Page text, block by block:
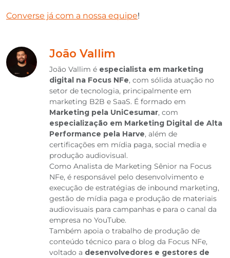
Converse já com a nossa equipe!
João Vallim
João Vallim é especialista em marketing
digital na Focus NFe, com sólida atuação no
setor de tecnologia, principalmente em
marketing B2B e SaaS. É formado em
Marketing pela UniCesumar, com
especialização em Marketing Digital de Alta
Performance pela Harve, além de
certificações em mídia paga, social media e
produção audiovisual.
Como Analista de Marketing Sênior na Focus
NFe, é responsável pelo desenvolvimento e
execução de estratégias de inbound marketing,
gestão de mídia paga e produção de materiais
audiovisuais para campanhas e para o canal da
empresa no YouTube.
Também apoia o trabalho de produção de
conteúdo técnico para o blog da Focus NFe,
voltado a desenvolvedores e gestores de